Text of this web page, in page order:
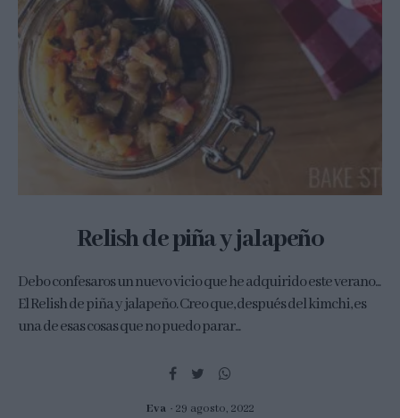
Relish de piña y jalapeño
Debo confesaros un nuevo vicio que he adquirido este verano...
El Relish de piña y jalapeño. Creo que, después del kimchi, es
una de esas cosas que no puedo parar...
Eva 29 agosto, 2022